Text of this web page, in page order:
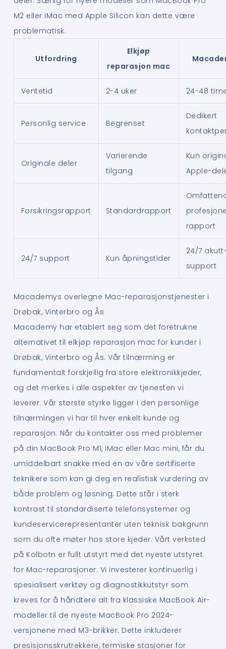
M2 eller iMac med Apple Silicon kan dette være
problematisk.
Utfordring
Elkjøp
reparasjon mac
Ventetid 2-4 uker 24-48
Personlig service Begrenset
Dedikert
Originale deler
Varierende
tilgang
Kun
Apple-
Forsikringsrapport Standardrapport
rapport
24/7 support Kun åpningstider
24/7
support
Macademys overlegne Mac-reparasjonstjenester i
Drøbak, Vinterbro og Ås
Macademy har etablert seg som det foretrukne
alternativet til elkjøp reparasjon mac for kunder i
Drøbak, Vinterbro og Ås. Vår tilnærming er
fundamentalt forskjellig fra store elektronikkjeder,
og det merkes i alle aspekter av tjenesten vi
leverer. Vår største styrke ligger i den personlige
tilnærmingen vi har til hver enkelt kunde og
reparasjon. Når du kontakter oss med problemer
på din MacBook Pro M1, iMac eller Mac mini, får du
umiddelbart snakke med en av våre sertifiserte
teknikere som kan gi deg en realistisk vurdering av
både problem og løsning. Dette står i sterk
kontrast til standardiserte telefonsystemer og
kundeservicerepresentanter uten teknisk bakgrunn
som du ofte møter hos store kjeder. Vårt verksted
på Kolbotn er fullt utstyrt med det nyeste utstyret
for Mac-reparasjoner. Vi investerer kontinuerlig i
spesialisert verktøy og diagnostikkutstyr som
kreves for å håndtere alt fra klassiske MacBook Air-
modeller til de nyeste MacBook Pro 2024-
versjonene med M3-brikker. Dette inkluderer
presisjonsskrutrekkere, termiske stasjoner for